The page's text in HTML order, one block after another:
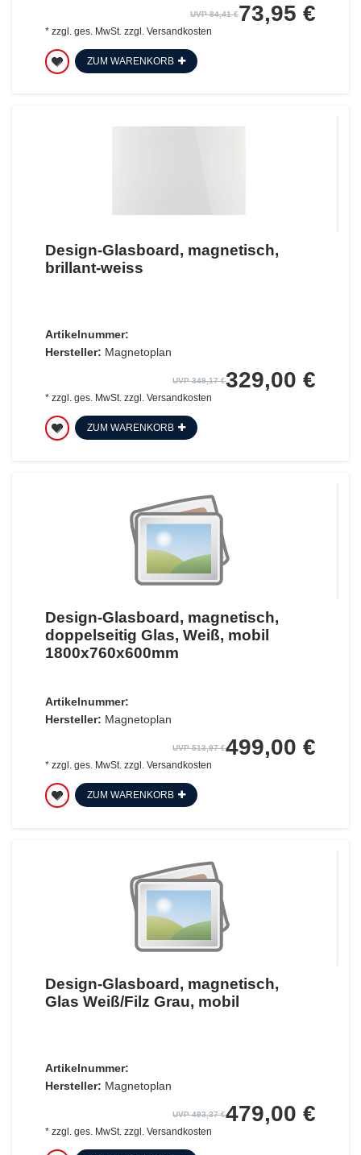
UVP 84,41 €73,95 €
* zzgl. ges. MwSt. zzgl. Versandkosten
ZUM WARENKORB
Design-Glasboard, magnetisch,
brillant-weiss
Artikelnummer:
Hersteller: Magnetoplan
UVP 349,17 €329,00 €
* zzgl. ges. MwSt.zzgl. Versandkosten
ZUM WARENKORB
Design-Glasboard, magnetisch,
doppelseitig Glas, Weiß, mobil
1800x760x600mm
Artikelnummer:
Hersteller: Magnetoplan
UVP 513,97 €499,00 €
* zzgl. ges. MwSt.zzgl. Versandkosten
ZUM WARENKORB
Design-Glasboard, magnetisch,
Glas Weiß/Filz Grau, mobil
Artikelnummer:
Hersteller: Magnetoplan
UVP 493,37 €479,00 €
* zzgl. ges. MwSt.zzgl. Versandkosten